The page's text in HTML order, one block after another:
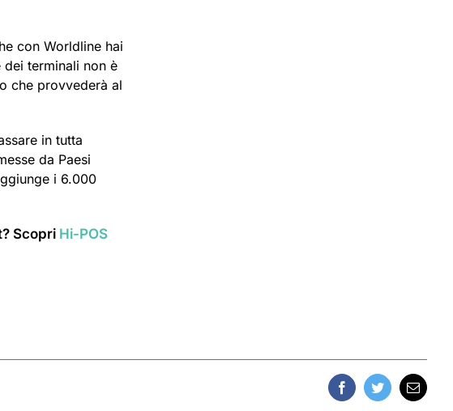
con Worldline hai
terminali non è
che provvederà al
in tutta
da Paesi
i 6.000
Scopri Hi-POS
FacebookTwitterEmail